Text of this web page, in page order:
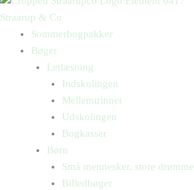
Straarup & Co
Sommerbogpakker
Bøger
Letlæsning
Indskolingen
Mellemtrinnet
Udskolingen
Bogkasser
Børn
Små mennesker, store drømme
Billedbøger